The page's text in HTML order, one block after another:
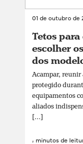
01 de outubro de
Tetos
escolher
dos
Acampar,
protegido
equipamentos
aliados
[...]
4 minutos de